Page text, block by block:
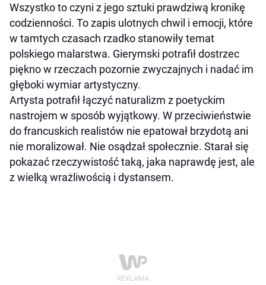
Wszystko to czyni z jego sztuki prawdziwą kronikę
codzienności. To zapis ulotnych chwil i emocji, które
w tamtych czasach rzadko stanowiły temat
polskiego malarstwa. Gierymski potrafił dostrzec
piękno w rzeczach pozornie zwyczajnych i nadać im
głęboki wymiar artystyczny.
Artysta potrafił łączyć naturalizm z poetyckim
nastrojem w sposób wyjątkowy. W przeciwieństwie
do francuskich realistów nie epatował brzydotą ani
nie moralizował. Nie osądzał społecznie. Starał się
pokazać rzeczywistość taką, jaka naprawdę jest, ale
z wielką wrażliwością i dystansem.